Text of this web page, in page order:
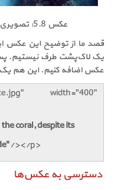
عکس 5.8: تصویری از یک لاک‌پشت سرسخت و قوی!
قصد ما از توضیح این عکس
یک لاک‌پشت طرف نیستیم.
عکس اضافه کنیم. این هم
width="400"
coral, despite its
/></p>
دسترسی به عکس‌ها